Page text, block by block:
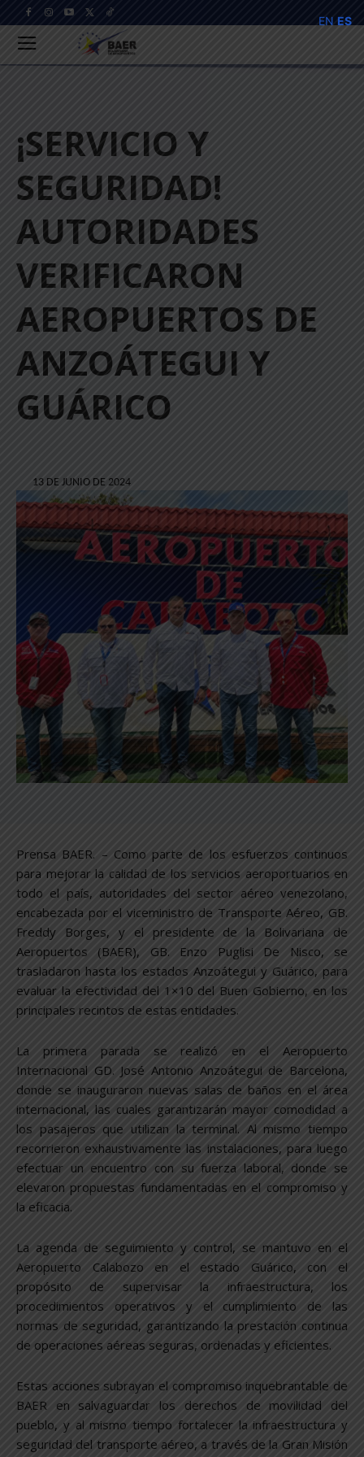
¡SERVICIO Y
SEGURIDAD!
AUTORIDADES
VERIFICARON
AEROPUERTOS DE
ANZOÁTEGUI Y
GUÁRICO
13 DE JUNIO DE 2024
Prensa BAER. – Como parte de los esfuerzos continuos
para mejorar la calidad de los servicios aeroportuarios en
todo el país, autoridades del sector aéreo venezolano,
encabezada por el viceministro de Transporte Aéreo, GB.
Freddy Borges, y el presidente de la Bolivariana de
Aeropuertos (BAER), GB. Enzo Puglisi De Nisco, se
trasladaron hasta los estados Anzoátegui y Guárico, para
evaluar la efectividad del 1×10 del Buen Gobierno, en los
principales recintos de estas entidades.
La primera parada se realizó en el Aeropuerto
Internacional GD. José Antonio Anzoátegui de Barcelona,
donde se inauguraron nuevas salas de baños en el área
internacional, las cuales garantizarán mayor comodidad a
los pasajeros que utilizan la terminal. Al mismo tiempo
recorrieron exhaustivamente las instalaciones, para luego
efectuar un encuentro con su fuerza laboral, donde se
elevaron propuestas fundamentadas en el compromiso y
la eficacia.
La agenda de seguimiento y control, se mantuvo en el
Aeropuerto Calabozo en el estado Guárico, con el
propósito de supervisar la infraestructura, los
procedimientos operativos y el cumplimiento de las
normas de seguridad, garantizando la prestación continua
de operaciones aéreas seguras, ordenadas y eficientes.
Estas acciones subrayan el compromiso inquebrantable de
BAER en salvaguardar los derechos de movilidad del
pueblo, y al mismo tiempo fortalecer la infraestructura y
seguridad del transporte aéreo, a través de la Gran Misión
EN ES